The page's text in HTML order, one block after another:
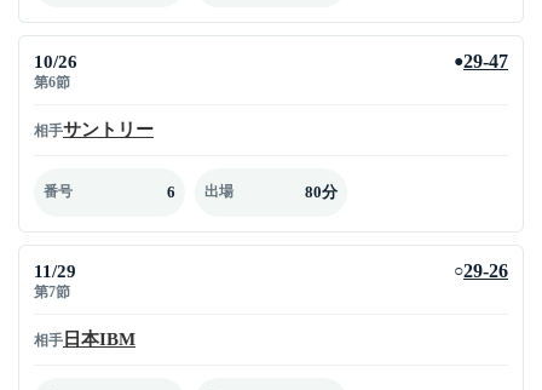
10/26
第6節
●29-47
相手サントリー
番号 6 出場 80分
11/29
第7節
○29-26
相手 日本IBM